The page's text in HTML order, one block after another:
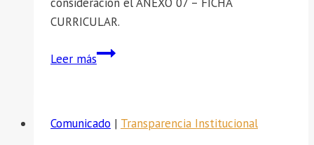
ADMINISTRATIVA
DE
UGEL
SANCOS
CURRICULAR.
Leer másPROCESO
2025-
Comunicado | Transparencia Institucional